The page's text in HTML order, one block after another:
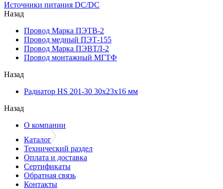
Источники питания DC/DC
Назад
Провод Марка ПЭТВ-2
Провод медный ПЭТ-155
Провод Марка ПЭВТЛ-2
Провод монтажный МГТФ
Назад
Радиатор HS 201-30 30х23х16 мм
Назад
О компании
Каталог
Технический раздел
Оплата и доставка
Сертификаты
Обратная связь
Контакты